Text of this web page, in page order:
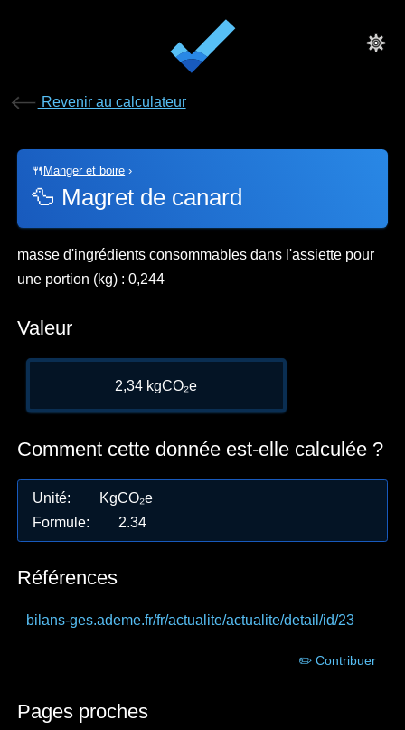
Revenir au calculateur
🍴 Manger et boire ›
🦆 Magret de canard
masse d'ingrédients consommables dans l'assiette pour
une portion (kg) : 0,244
Valeur
2,34 kgCO₂e
Comment cette donnée est-elle calculée ?
Unité:
KgCO₂e
Formule: 2.34
Références
bilans-ges.ademe.fr/fr/actualite/actualite/detail/id/23
✏️ Contribuer
Pages proches